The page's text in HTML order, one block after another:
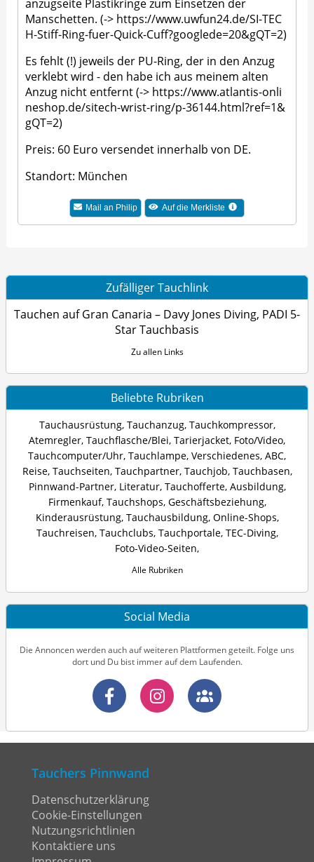
anzugseite Plastikringe zum Einsetzen der
Manschetten. (-> https://www.uwfun24.de/SI-TEC
H-Stiff-Ring-fuer-Quick-Cuff?googlede=20&gQT=2)
Es fehlt (!) jeweils der PU-Ring, der in den Anzug
verklebt wird - den habe ich aus meinem alten
Anzug nicht entfernt (-> https://www.atlantis-onli
neshop.de/sitech-wrist-ring/p-36144.html?ref=1&
gQT=2)
Preis: 60 Euro versendet innerhalb von DE.
Standort: München
Mail an Philip Auf die Merkliste
Zufälliger Tauchlink
Tauchen auf Gran Canaria – Davy Jones Diving, PADI 5-
Star Tauchbasis
Zu allen Links
Beliebte Rubriken
Tauchausrüstung, Tauchanzug, Tauchkompressor,
Atemregler, Tauchflasche/Blei, Tarierjacket, Foto/Video,
Tauchcomputer/Uhr, Tauchlampe, Verschiedenes, ABC,
Reise, Tauchseiten, Tauchpartner, Tauchjob, Tauchbasen,
Pinnwand-Partner, Literatur, Tauchofferte, Ausbildung,
Firmenkauf, Tauchshops, Geschäftsbeziehung,
Kinderausrüstung, Tauchausbildung, Online-Shops,
Tauchreisen, Tauchclubs, Tauchportale, TEC-Diving,
Foto-Video-Seiten,
Alle Rubriken
Social Media
Die Annoncen werden auch auf weiteren Plattformen geteilt. Folge uns
dort und Du bist immer auf dem Laufenden.
Tauchers Pinnwand
Datenschutzerklärung
Cookie-Einstellungen
Nutzungsrichtlinien
Kontaktiere uns